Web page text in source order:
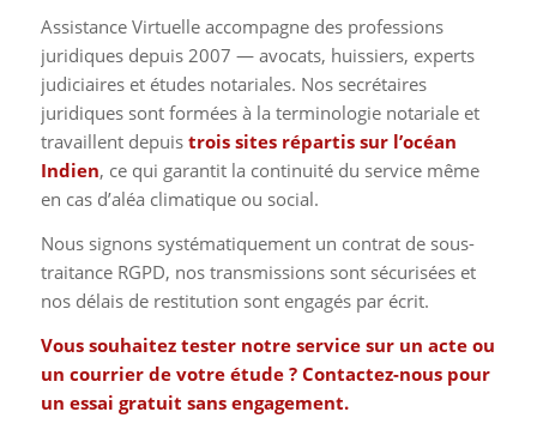
Assistance Virtuelle accompagne des professions
juridiques depuis 2007 — avocats, huissiers, experts
judiciaires et études notariales. Nos secrétaires
juridiques sont formées à la terminologie notariale et
travaillent depuis trois sites répartis sur l’océan
Indien, ce qui garantit la continuité du service même
en cas d’aléa climatique ou social.
Nous signons systématiquement un contrat de sous-
traitance RGPD, nos transmissions sont sécurisées et
nos délais de restitution sont engagés par écrit.
Vous souhaitez tester notre service sur un acte ou
un courrier de votre étude ? Contactez-nous pour
un essai gratuit sans engagement.